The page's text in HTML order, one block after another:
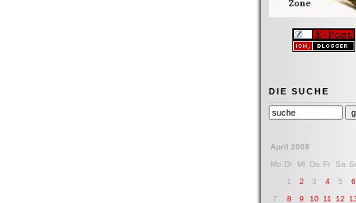
DIE SUCHE
April 2008
Mo Di Mi Do Fr Sa
1
2 3 4 5
7
8 9 10 11 12